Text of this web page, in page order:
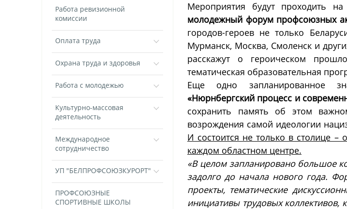
Работа ревизионной
комиссии
Оплата труда
Охрана труда и здоровья
Работа с молодежью
Культурно-массовая
деятельность
Международное
сотрудничество
УП "БЕЛПРОФСОЮЗКУРОРТ"
ПРОФСОЮЗНЫЕ
СПОРТИВНЫЕ ШКОЛЫ
Мероприятия будут проходить
молодежный форум профсоюзных
городов-героев не только
Мурманск, Москва, Смоленск и
расскажут о героическом
тематическая образовательная
Еще одно запланированное
«Нюрнбергский процесс и
сохранить память об этом
возрождения самой идеологии
И состоится не только в столице –
каждом областном центре.
«В целом запланировано большое
задолго до начала нового года.
проекты, тематические
инициативы трудовых коллективов,